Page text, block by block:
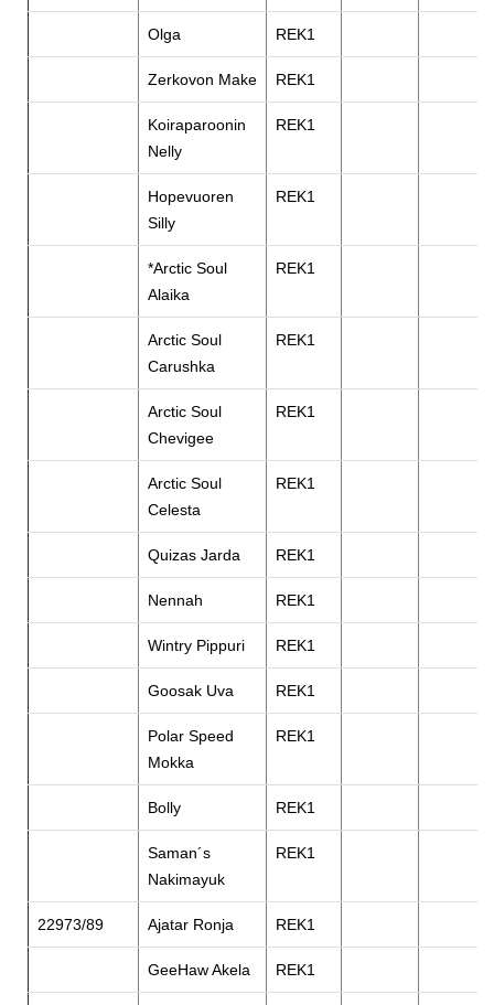
Olga REK1
Zerkovon Make REK1
Koiraparoonin
Nelly
REK1
Hopevuoren
Silly
REK1
*Arctic Soul
Alaika
REK1
Arctic Soul
Carushka
REK1
Arctic Soul
Chevigee
REK1
Arctic Soul
Celesta
REK1
Quizas Jarda REK1
Nennah REK1
Wintry Pippuri REK1
Goosak Uva REK1
Polar Speed
Mokka
REK1
Bolly REK1
Saman´s
Nakimayuk
REK1
22973/89 Ajatar Ronja REK1
GeeHaw Akela REK1